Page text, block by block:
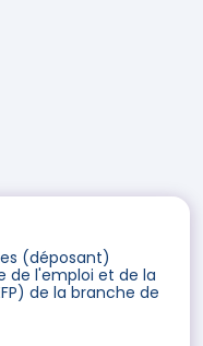
(déposant)
de l'emploi et de la
de la branche de